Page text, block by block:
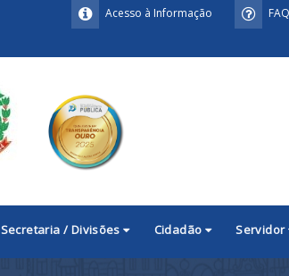
FAQ
Acesso à Informação
Secretaria / Divisões Cidadão Servidor